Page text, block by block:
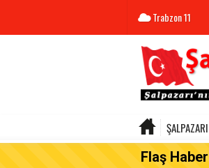
Trabzon11
ŞALPAZARI
Flaş Haber